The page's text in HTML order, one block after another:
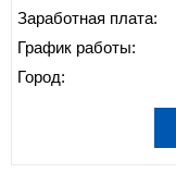
Заработная плата:
График работы:
Город: